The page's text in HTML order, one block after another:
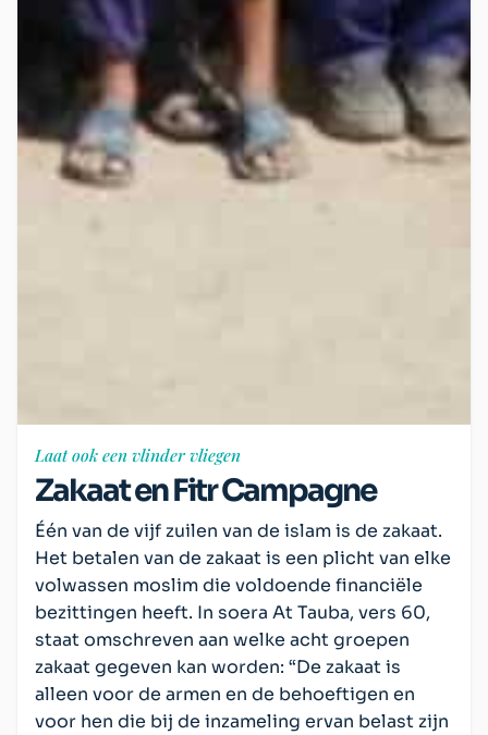
Laat ook een vlinder vliegen
Zakaat en Fitr Campagne
Één van de vijf zuilen van de islam is de zakaat.
Het betalen van de zakaat is een plicht van elke
volwassen moslim die voldoende financiële
bezittingen heeft. In soera At Tauba, vers 60,
staat omschreven aan welke acht groepen
zakaat gegeven kan worden: “De zakaat is
alleen voor de armen en de behoeftigen en
voor hen die bij de inzameling ervan belast zijn